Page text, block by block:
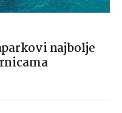
najbolje